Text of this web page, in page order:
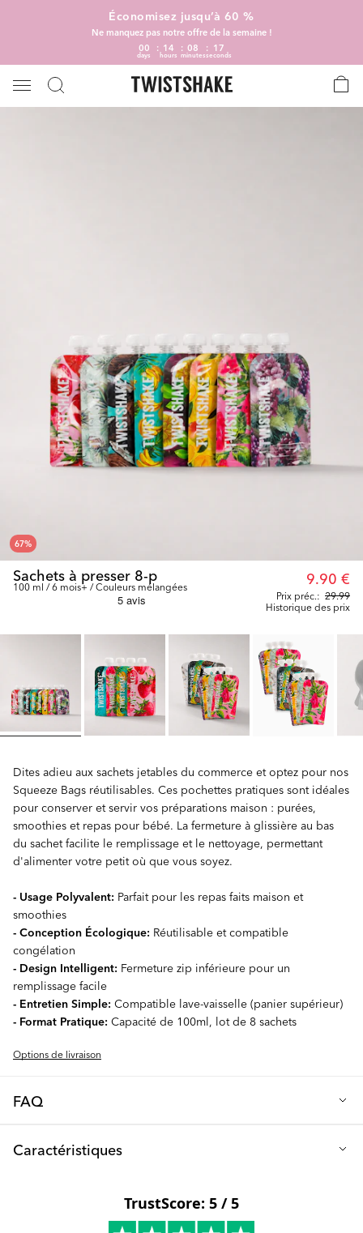
Économisez jusqu’à 60 %
Ne manquez pas notre offre de la semaine !
00
days
14
hours
08
minutes
17
seconds
67%
Sachets à presser 8-p
100 ml / 6 mois+ / Couleurs mélangées
Prix préc.: 29.99
9.90 €
Historique des prix
Dites adieu aux sachets jetables du commerce et optez pour nos
Squeeze Bags réutilisables. Ces pochettes pratiques sont idéales
pour conserver et servir vos préparations maison : purées,
smoothies et repas pour bébé. La fermeture à glissière au bas
du sachet facilite le remplissage et le nettoyage, permettant
d'alimenter votre petit où que vous soyez.
- Usage Polyvalent: Parfait pour les repas faits maison et
smoothies
- Conception Écologique: Réutilisable et compatible
congélation
- Design Intelligent: Fermeture zip inférieure pour un
remplissage facile
- Entretien Simple: Compatible lave-vaisselle (panier supérieur)
- Format Pratique: Capacité de 100ml, lot de 8 sachets
Options de livraison
FAQ
Il suffit de placer les sacs dans le panier supérieur du lave-
Caractéristiques
Matière : Plastique PE et PET